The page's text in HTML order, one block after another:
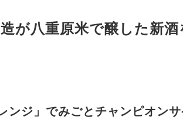
が八重原米で醸した新酒
ンジ 」でみごと チャンピオン